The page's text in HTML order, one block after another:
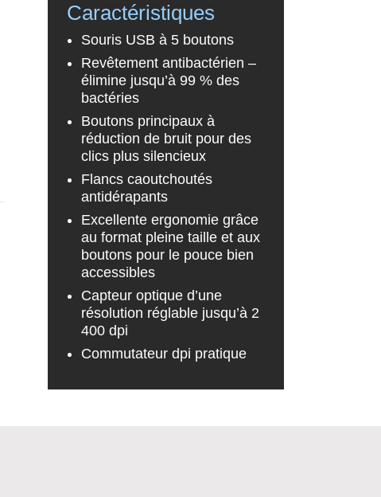
Caractéristiques
Souris USB à 5 boutons
Revêtement antibactérien –
élimine jusqu’à 99 % des
bactéries
Boutons principaux à
réduction de bruit pour des
clics plus silencieux
Flancs caoutchoutés
antidérapants
Excellente ergonomie grâce
au format pleine taille et aux
boutons pour le pouce bien
accessibles
Capteur optique d’une
résolution réglable jusqu’à 2
400 dpi
Commutateur dpi pratique